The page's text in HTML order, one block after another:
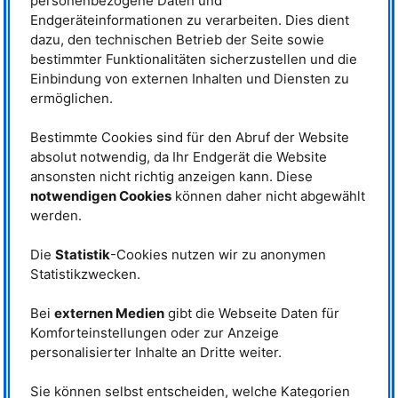
können durch Variieren des Blei-Zirconium-Verhältnisses oder Zugeben
dotierender Elemente (für Titan- oder Zirconium etwa Eisen, für Blei etwa
Lanthan) beeinflusst werden. Bei Zimmertemperatur weisen
Bleizirkontitanate mit einem hohen Zirconiumanteil eine rhomboedrische
Struktur auf, im Gegensatz zu Proben mit einem hohen Titananteil, die eine
tetragonale Symmetrie besitzen (Abb. 1). In so genannten
Phasendiagrammen, die die Struktur von
strukturierte Bereiche durch so genannte morphotrope Phasengrenzen
getrennt.
Da Bleioxid giftig ist und einen hohen Dampfdruck während der
Verarbeitung besitzt, wird seit einigen Jahren nach umweltfreundlichen
bleifreien Alternativen gesucht. Piezoelektrika, die auf Bi
BaTiO K Na
vonBNT-BT-KNNeine morphotrope Phasengrenze, die rhomboedrische
und tetragonal strukturierte Materialmischungen trennt.
wohlbekannt, dass
Zusammensetzungen aus dem
Bereich der morphotropen
Endgeräteinformationen zu verarbeiten. Dies dient
dazu, den technischen Betrieb der Seite sowie
bestimmter Funktionalitäten sicherzustellen und die
Einbindung von externen Inhalten und Diensten zu
ermöglichen.
Bestimmte Cookies sind für den Abruf der Website
absolut notwendig, da Ihr Endgerät die Website
ansonsten nicht richtig anzeigen kann. Diese
notwendigen Cookieskönnen daher nicht abgewählt
werden.
Die Statistik-Cookies nutzen wir zu anonymen
Statistikzwecken.
Bei externen Mediengibt die Webseite Daten für
Komforteinstellungen oder zur Anzeige
personalisierter Inhalte an Dritte weiter.
Sie können selbst entscheiden, welche Kategorien